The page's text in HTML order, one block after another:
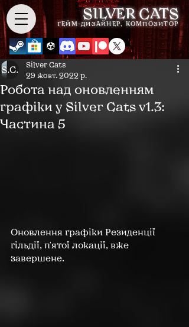
SILVER CATS
ГЕЙМ-ДИЗАЙНЕР, КОМПОЗИТОР
Робота над оновленням
графіки у Silver Cats v1.3:
Частина 5
Silver Cats
29 жовт. 2022 р.
Оновлення графіки Резиденції
гільдії, п'ятої локації, вже
завершене.